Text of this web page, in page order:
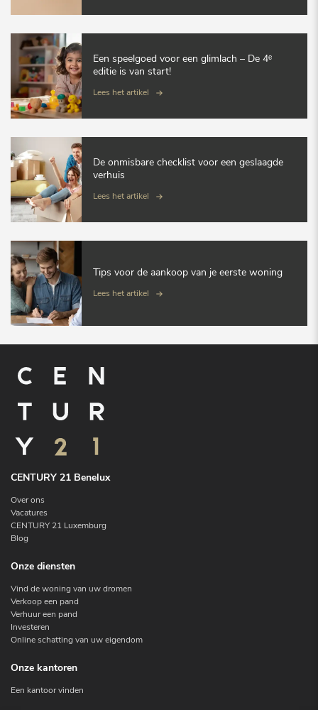
Een speelgoed voor een glimlach – De 4ᵉ
editie is van start!
Lees het artikel
De onmisbare checklist voor een geslaagde
verhuis
Lees het artikel
Tips voor de aankoop van je eerste woning
Lees het artikel
CENTURY 21 Benelux
Over ons
Vacatures
CENTURY 21 Luxemburg
Blog
Onze diensten
Vind de woning van uw dromen
Verkoop een pand
Verhuur een pand
Investeren
Online schatting van uw eigendom
Onze kantoren
Een kantoor vinden